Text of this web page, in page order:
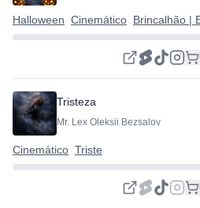
Halloween Cinemático Brincalhão |
Tristeza
Mr. Lex Oleksii Bezsalov
Cinemático Triste